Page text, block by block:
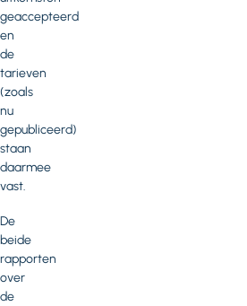
geaccepteerd
en
de
tarieven
(zoals
nu
gepubliceerd)
staan
daarmee
vast.
De
beide
rapporten
over
de